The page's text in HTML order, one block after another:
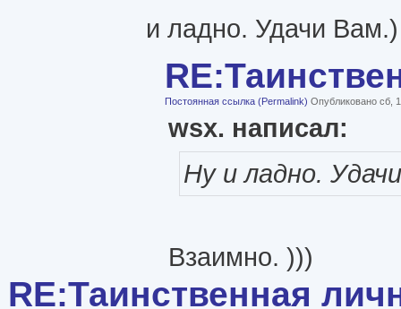
и ладно. Удачи Вам.)
Постоянная ссылка (Permalink) Опубликовано сб,
wsx. написал:
Ну и ладно.
Взаимно. )))
RE:Таинственная